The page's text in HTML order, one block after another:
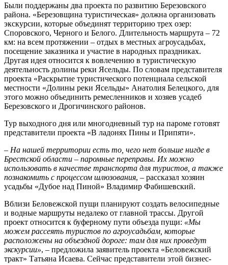
Были поддержаны два проекта по развитию Березовского
района. «Березовщина туристическая» должна организовать
экскурсии, которые объединят территорию трех озер:
Споровского, Черного и Белого. Длительность маршрута – 72
км: на всем протяжении – отдых в местных агроусадьбах,
посещение заказника и участие в народных праздниках.
Другая идея относится к вовлечению в туристическую
деятельность долины реки Ясельды. По словам представителя
проекта «Раскрытие туристического потенциала сельской
местности «Долины реки Ясельды» Анатолия Белецкого, для
этого можно объединить ремесленников и хозяев усадеб
Березовского и Дрогичинского районов.
Тур выходного дня или многодневный тур на пароме готовят
представители проекта «В ладонях Пины и Припяти».
– На нашей территории есть то, чего нет больше нигде в
Брестской области – паромные переправы. Их можно
использовать в качестве транспорта для туристов, а также
познакомить с процессом шлюзования, – рассказал хозяин
усадьбы «Дубое над Пиной» Владимир Фабишевский.
Вблизи Беловежской пущи планируют создать велосипедные
и водные маршруты недалеко от главной трассы. Другой
проект относится к буферному пути объезда пущи: «Мы
можем рассеять туристов по агроусадьбам, которые
расположены на объездной дороге: там для них проведут
экскурсии», – предложила заявитель проекта «Беловежский
тракт» Татьяна Исаева. Сейчас представители этой бизнес-